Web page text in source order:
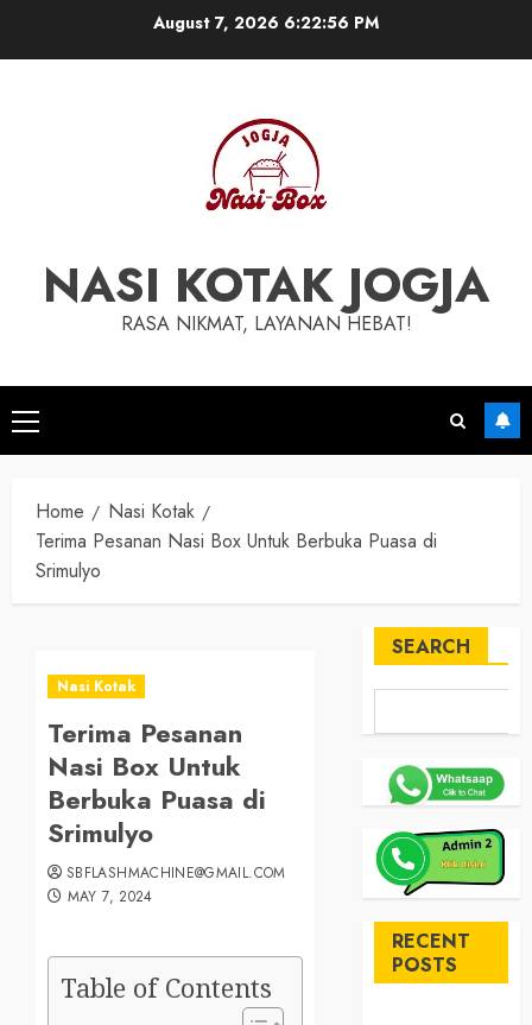
August 7, 2026 6:22:57 PM
NASI KOTAK JOGJA
RASA NIKMAT, LAYANAN HEBAT!
Primary
Menu
Home
Nasi Kotak
Terima Pesanan Nasi Box Untuk Berbuka Puasa di
Srimulyo
Nasi Kotak
Terima Pesanan
Nasi Box Untuk
Berbuka Puasa di
Srimulyo
SBFLASHMACHINE@GMAIL.COM
MAY 7, 2024
Table of Contents
SEARCH
RECENT
POSTS